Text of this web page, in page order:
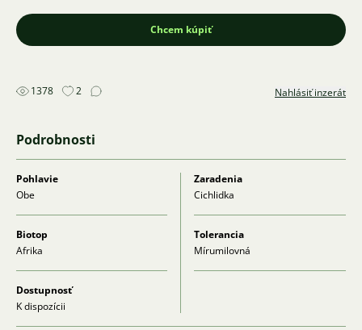
Chcem kúpiť
1378 2 Nahlásiť inzerát
Podrobnosti
Pohlavie
Obe
Zaradenia
Cichlidka
Biotop
Afrika
Tolerancia
Mírumilovná
Dostupnosť
K dispozícii